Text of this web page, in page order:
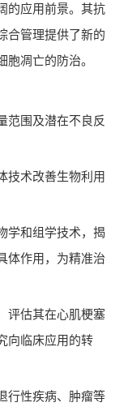
的应用前景。其抗
合管理提供了新的
凋亡的防治。
范围及潜在不良反
技术改善生物利用
学和组学技术，揭
体作用，为精准治
评估其在心肌梗塞
向临床应用的转
行性疾病、肿瘤等